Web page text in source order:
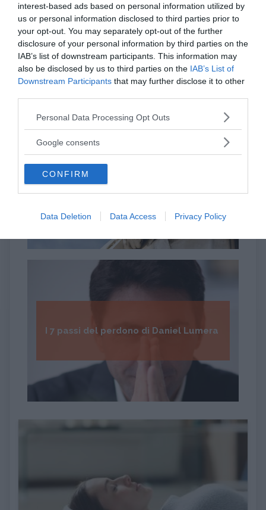
interest-based ads based on personal information utilized by
us or personal information disclosed to third parties prior to
your opt-out. You may separately opt-out of the further
disclosure of your personal information by third parties on the
IAB’s list of downstream participants. This information may
also be disclosed by us to third parties on the IAB’s List of
Downstream Participants that may further disclose it to other
Please note that this website/app uses one or more Google
not limited to your visit or usage behaviour. You may click to
use your data for below specified purposes in below Google
consent section.
Personal Data Processing Opt Outs
Google consents
CONFIRM
Data Deletion Data Access Privacy Policy
Liberarsi dall'ossessione per una
persona
I nostri speciali
Psicologia della Divina Commedia
I 7 passi del perdono di Daniel Lumera